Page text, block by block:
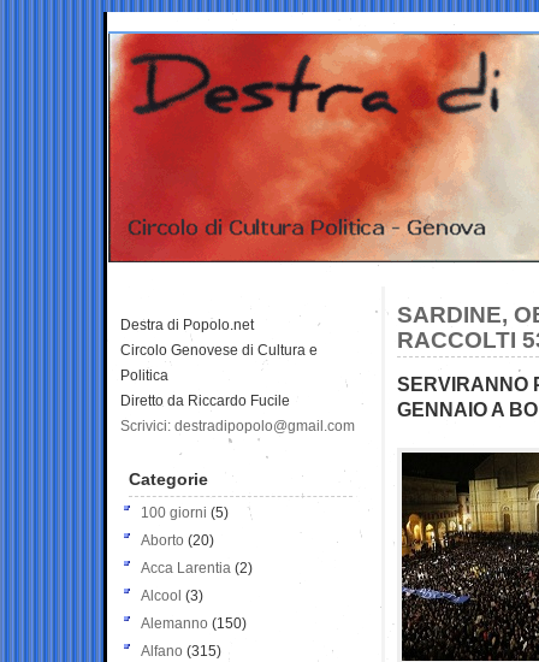
SARDINE,
RACCOLTI
SERVIRANNO
GENNAIO A
Destra di Popolo.net
Circolo Genovese di Cultura e
Politica
Diretto da Riccardo Fucile
Scrivici: destradipopolo@gmail.com
Categorie
100 giorni (5)
Aborto (20)
Acca Larentia (2)
Alcool (3)
Alemanno (150)
Alfano (315)